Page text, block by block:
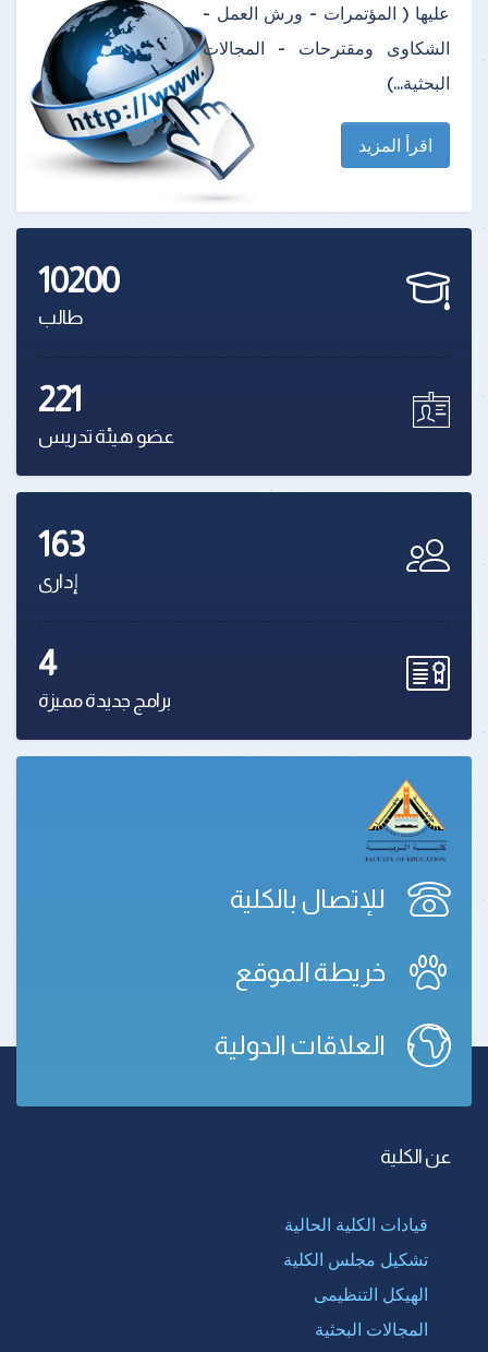
عليها ( المؤتمرات - ورش العمل -
الشكاوى ومقترحات - المجالات
البحثية...)
اقرأ المزيد
10200
طالب
221
عضو هيئة تدريس
163
إدارى
4
برامج جديدة مميزة
للإتصال بالكلية
خريطة الموقع
العلاقات الدولية
عن الكلية
قيادات الكلية الحالية
تشكيل مجلس الكلية
الهيكل التنظيمى
المجالات البحثية